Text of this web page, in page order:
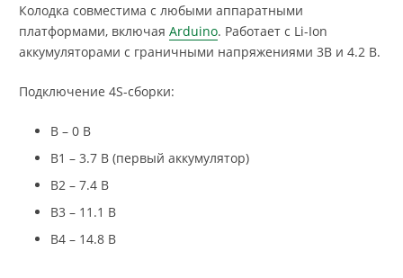
Колодка совместима с любыми аппаратными
платформами, включая Arduino. Работает с Li-Ion
аккумуляторами с граничными напряжениями 3В и 4.2 В.
Подключение 4S-сборки:
B – 0 В
B1 – 3.7 В (первый аккумулятор)
B2 – 7.4 В
B3 – 11.1 В
B4 – 14.8 В